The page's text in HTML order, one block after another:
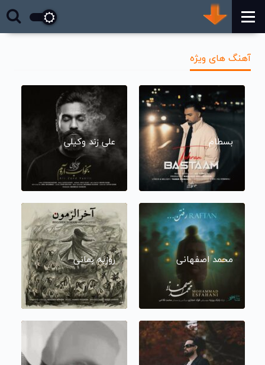
آهنگ های ویژه
بسطام علی زند وکیلی
محمد اصفهانی روزبه بمانی